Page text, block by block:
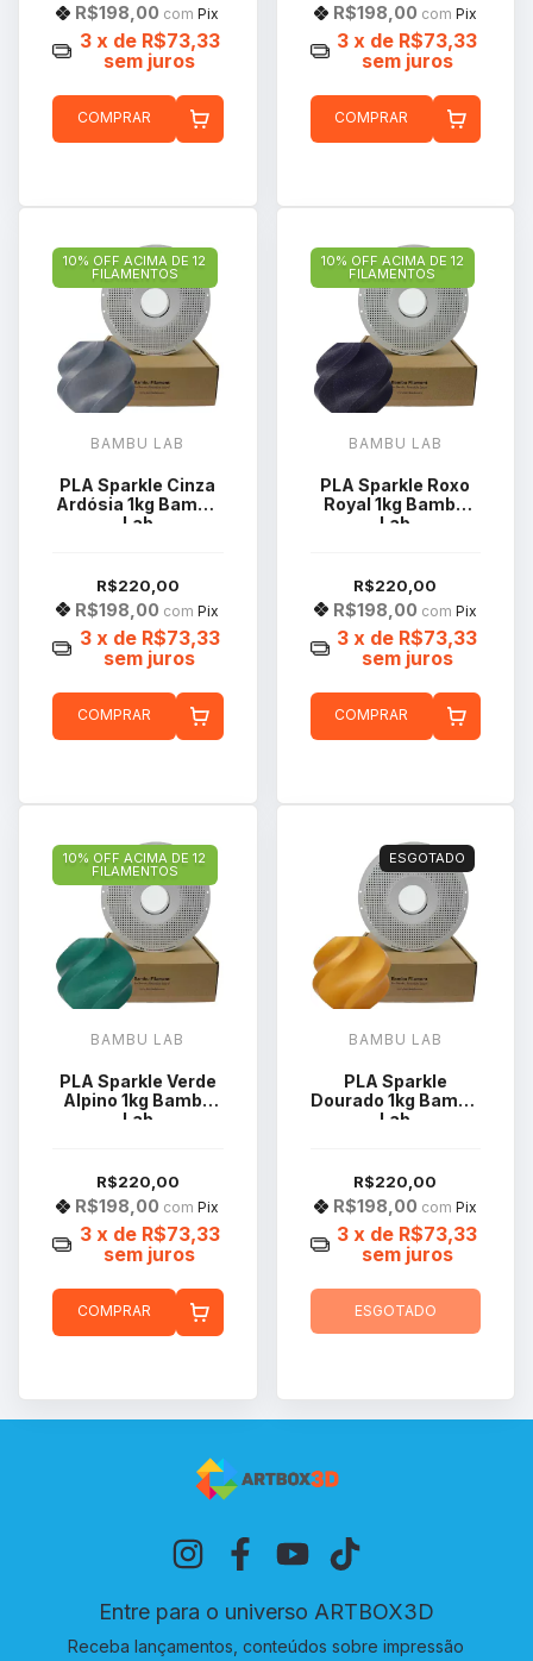
R$198,00 com Pix
3 x de R$73,33
sem juros
COMPRAR
R$198,00 com Pix
3 x de R$73,33
sem juros
COMPRAR
10% OFF ACIMA DE 12
FILAMENTOS
BAMBU LAB
PLA Sparkle Cinza
Ardósia 1kg Bambu
Lab
R$220,00
R$198,00 com Pix
3 x de R$73,33
sem juros
COMPRAR
10% OFF ACIMA DE 12
FILAMENTOS
BAMBU LAB
PLA Sparkle Roxo
Royal 1kg Bambu
Lab
R$220,00
R$198,00 com Pix
3 x de R$73,33
sem juros
COMPRAR
10% OFF ACIMA DE 12
FILAMENTOS
BAMBU LAB
PLA Sparkle Verde
Alpino 1kg Bambu
Lab
R$220,00
R$198,00 com Pix
3 x de R$73,33
sem juros
COMPRAR
ESGOTADO
BAMBU LAB
PLA Sparkle
Dourado 1kg Bambu
Lab
R$220,00
R$198,00 com Pix
3 x de R$73,33
sem juros
ESGOTADO
Entre para o universo ARTBOX3D
Receba lançamentos, conteúdos sobre impressão